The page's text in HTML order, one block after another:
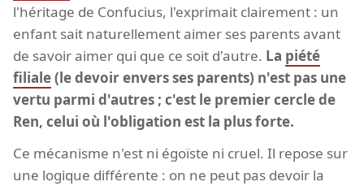
l'héritage de Confucius, l'exprimait clairement : un
enfant sait naturellement aimer ses parents avant
de savoir aimer qui que ce soit d'autre. La piété
filiale(le devoir envers ses parents) n'est pas une
vertu parmi d'autres ; c'est le premier cercle de
Ren, celui où l'obligation est la plus forte.
Ce mécanisme n'est ni égoïste ni cruel. Il repose sur
une logique différente : on ne peut pas devoir la